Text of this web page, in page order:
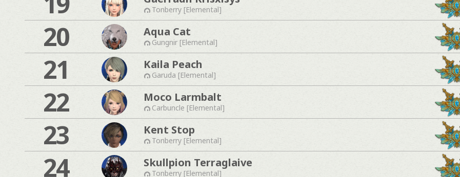
Tonberry [Elemental]
20 Aqua Cat
Gungnir [Elemental]
21 Kaila Peach
Garuda [Elemental]
22 Moco Larmbalt
Carbuncle [Elemental]
23 Kent Stop
Tonberry [Elemental]
24 Skullpion Terraglaive
Tonberry [Elemental]